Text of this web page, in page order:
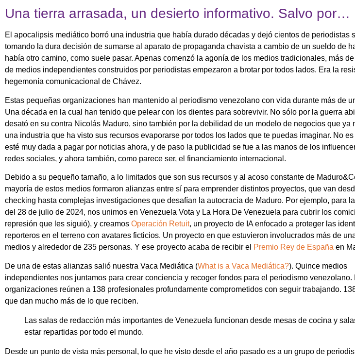
Una tierra arrasada, un desierto informativo. Salvo por…
El apocalipsis mediático borró una industria que había durado décadas y dejó cientos de periodistas
tomando la dura decisión de sumarse al aparato de propaganda chavista a cambio de un sueldo de
había otro camino, como suele pasar. Apenas comenzó la agonía de los medios tradicionales, más
de medios independientes construidos por periodistas empezaron a brotar por todos lados. Era la
hegemonía comunicacional de Chávez.
Estas pequeñas organizaciones han mantenido al periodismo venezolano con vida durante más de
Una década en la cual han tenido que pelear con los dientes para sobrevivir. No sólo por la guerra
desató en su contra Nicolás Maduro, sino también por la debilidad de un modelo de negocios que ya
una industria que ha visto sus recursos evaporarse por todos los lados que te puedas imaginar. No
esté muy dada a pagar por noticias ahora, y de paso la publicidad se fue a las manos de los
redes sociales, y ahora también, como parece ser, el financiamiento internacional.
Debido a su pequeño tamaño, a lo limitados que son sus recursos y al acoso constante de
mayoría de estos medios formaron alianzas entre sí para emprender distintos proyectos, que van
checking hasta complejas investigaciones que desafían la autocracia de Maduro. Por ejemplo, para
del 28 de julio de 2024, nos unimos en Venezuela Vota y La Hora De Venezuela para cubrir los
represión que les siguió), y creamos Operación Retuit, un proyecto de IA enfocado a proteger las
reporteros en el terreno con avatares ficticios. Un proyecto en que estuvieron involucrados más de
medios y alrededor de 235 personas. Y ese proyecto acaba de recibir el Premio Rey de España en
De una de estas alianzas salió nuestra Vaca Mediática (What is a Vaca Mediática?). Quince medios
independientes nos juntamos para crear conciencia y recoger fondos para el periodismo venezolano.
organizaciones reúnen a 138 profesionales profundamente comprometidos con seguir trabajando.
que dan mucho más de lo que reciben.
Las salas de redacción más importantes de Venezuela funcionan desde mesas de cocina y
estar repartidas por todo el mundo.
Desde un punto de vista más personal, lo que he visto desde el año pasado es a un grupo de